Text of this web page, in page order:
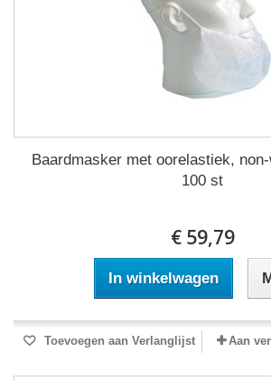
Baardmasker met oorelastiek,
100 st
€ 59,79
In winkelwagen
Toevoegen aan Verlanglijst Aan